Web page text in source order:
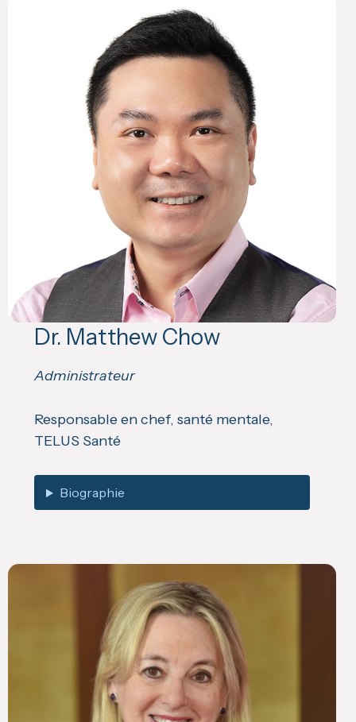
Dr. Matthew Chow
Administrateur
Responsable en chef, santé mentale,
TELUS Santé
Biographie